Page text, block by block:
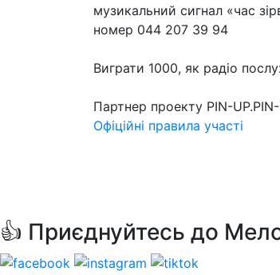
музикальний сигнал «час
номер 044 207 39 94
Виграти 1000, як радіо
Партнер проекту PIN-
Офіційні правила участі
👍 Приєднуйтесь до